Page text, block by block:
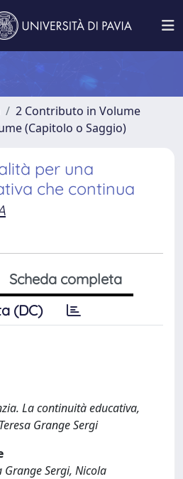
2 Contributo in Volume
(Capitolo o Saggio)
per una
che continua
Scheda completa
(DC)
La continuità educativa,
Grange Sergi
Grange Sergi, Nicola